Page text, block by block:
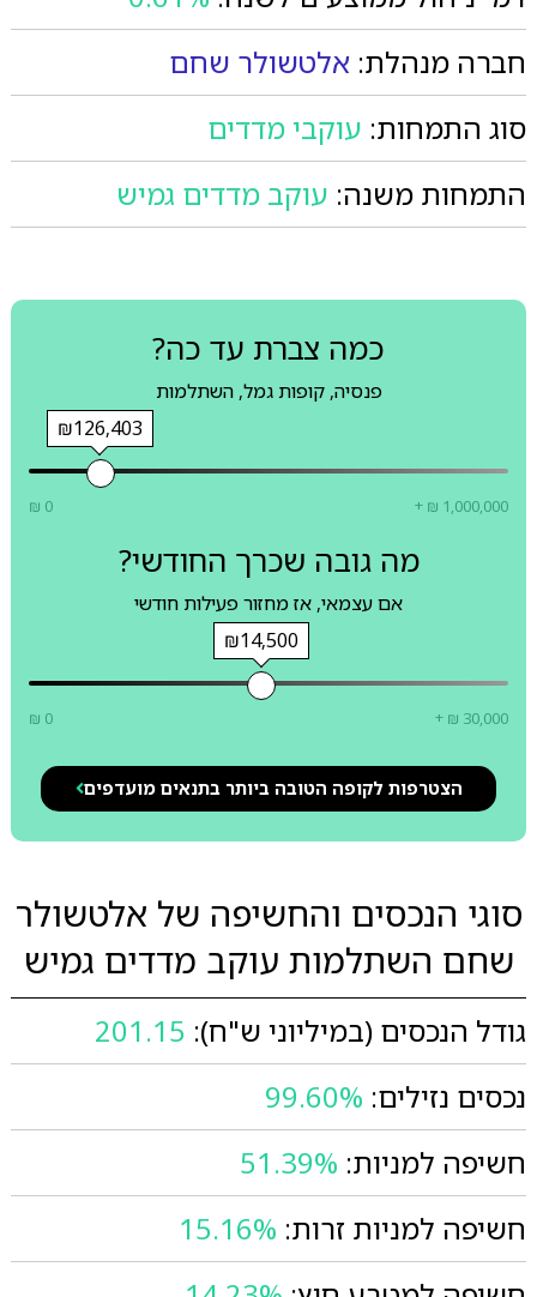
חברה מנהלת: אלטשולר שחם
סוג התמחות: עוקבי מדדים
התמחות משנה: עוקב מדדים גמיש
כמה צברת עד כה?
פנסיה, קופות גמל, השתלמות
₪126,403
₪ 0 + ₪ 1,000,000
מה גובה שכרך החודשי?
אם עצמאי, אז מחזור פעילות חודשי
₪14,500
₪ 0 + ₪ 30,000
הצטרפות לקופה הטובה ביותר בתנאים מועדפים
סוגי הנכסים והחשיפה של אלטשולר
שחם השתלמות עוקב מדדים גמיש
גודל הנכסים (במיליוני ש"ח): 201.15
נכסים נזילים: 99.60%
חשיפה למניות: 51.39%
חשיפה למניות זרות: 15.16%